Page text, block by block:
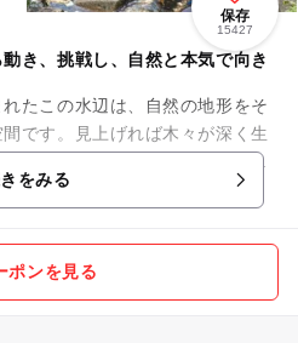
保存
15427
き、挑戦し、自然と本気で向き
たこの水辺は、自然の地形をそ
です。見上げれば木々が深く生
差し込みます。谷あいを吹き抜
...をみる
ポンを見る